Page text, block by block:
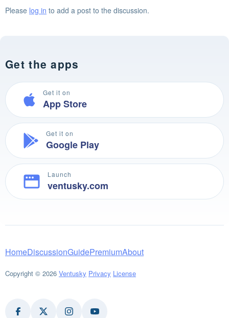
Please log in to add a post to the discussion.
Get the apps
Get it on
App Store
Get it on
Google Play
Launch
ventusky.com
HomeDiscussionGuidePremiumAbout
Copyright © 2026 Ventusky Privacy License